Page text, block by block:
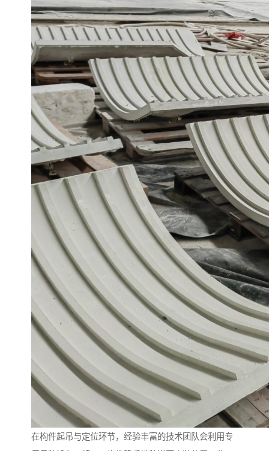
在构件起吊与定位环节，经验丰富的技术团队会利用专